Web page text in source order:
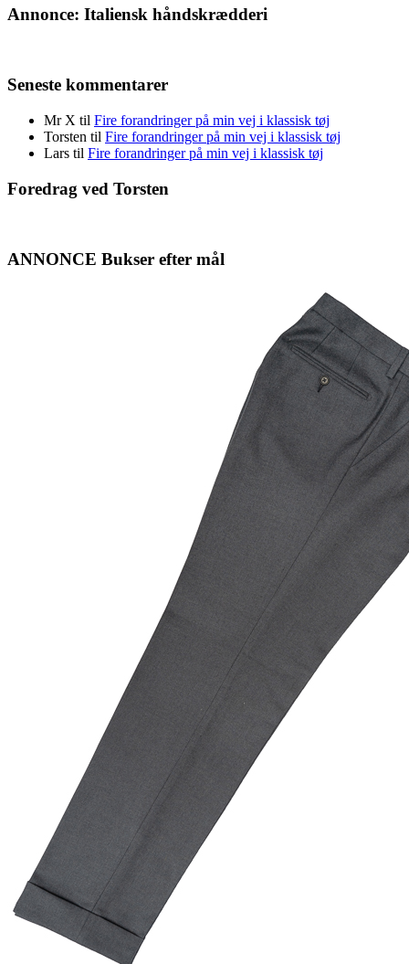
Annonce: Italiensk håndskrædderi
Seneste kommentarer
Mr X til Fire forandringer på min vej i klassisk tøj
Torsten til Fire forandringer på min vej i klassisk tøj
Lars til Fire forandringer på min vej i klassisk tøj
Foredrag ved Torsten
ANNONCE Bukser efter mål